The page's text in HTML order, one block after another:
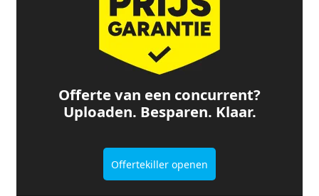
Offerte van een concurrent?
Uploaden. Besparen. Klaar.
Offertekiller openen